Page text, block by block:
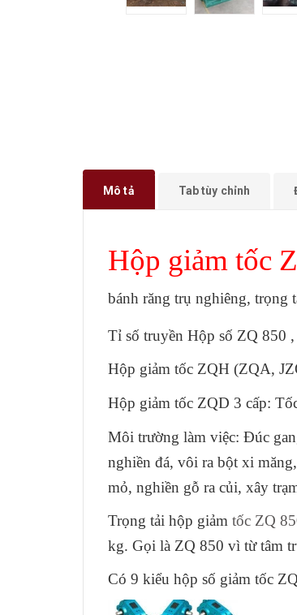
Mô tả Tab tùy chỉnh
Hộp giảm tốc
bánh răng trụ nghiêng, trọng
Tỉ số truyền Hộp số ZQ 850
Hộp giảm tốc ZQH (ZQA,
Hộp giảm tốc ZQD 3 cấp:
Môi trường làm việc: Đúc
nghiền đá, vôi ra bột xi
mỏ, nghiền gỗ ra củi, xây
Trọng tải hộp giảm tốc ZQ
kg. Gọi là ZQ 850 vì từ tâm
Có 9 kiểu hộp số giảm tốc